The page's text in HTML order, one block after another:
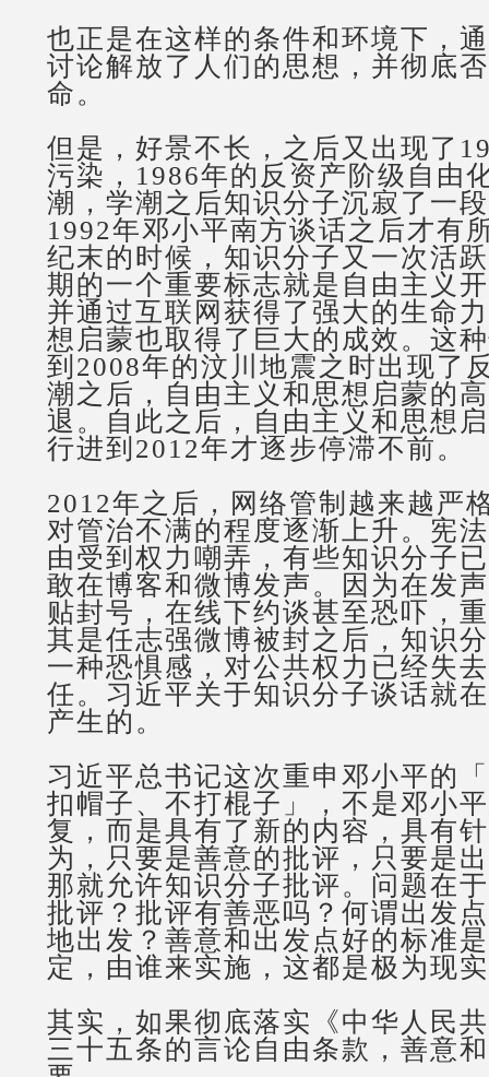
也正是在这样的条件和环境下，
讨论解放了人们的思想，并彻底
命。
但是，好景不长，之后又出现了
污染， 1986年的反资产阶级自由
潮，学潮之后知识分子沉寂了一
1992年邓小平南方谈话之后才有
纪末的时候，知识分子又一次活
期的一个重要标志就是自由主义
并通过互联网获得了强大的生命
想启蒙也取得了巨大的成效。这
到 2008年的汶川地震之时出现了
潮之后，自由主义和思想启蒙的
退。自此之后，自由主义和思想
行进到 2012年才逐步停滞不前。
2012年之后，网络管制越来越严
对管治不满的程度逐渐上升。宪
由受到权力嘲弄，有些知识分子
敢在博客和微博发声。因为在发
贴封号，在线下约谈甚至恐吓，
其是任志强微博被封之后，知识
一种恐惧感，对公共权力已经失
任。习近平关于知识分子谈话就
产生的。
习近平总书记这次重申邓小平的
扣帽子、不打棍子」，不是邓小
复，而是具有了新的内容，具有
为，只要是善意的批评，只要是
那就允许知识分子批评。问题在
批评？批评有善恶吗？何谓出发
地出发？善意和出发点好的标准
定，由谁来实施，这都是极为现
其实，如果彻底落实《中华人民
三十五条的言论自由条款，善意